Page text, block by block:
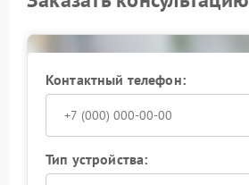
Контактный телефон:
Тип устройства: